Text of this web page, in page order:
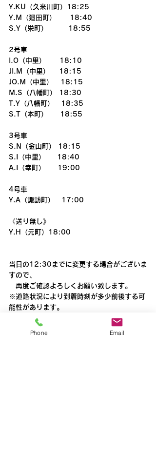
Y.KU（久米川町）18:25
Y.M（廻田町）　　18:40
S.Y（栄町）　　　18:55
2号車
I.O（中里）　　18:10
JI.M（中里）　 18:15
JO.M（中里）   18:15
M.S（八幡町） 18:30
T.Y（八幡町）　18:35
S.T（本町）     18:55
3号車
S.N（金山町） 18:15
S.I（中里）　  18:40
A.I（幸町）     19:00
4号車
Y.A（諏訪町）　17:00
《送り無し》
Y.H（元町）18:00
当日の12:30までに変更する場合がございま
すので、
再度ご確認よろしくお願い致します。
※道路状況により到着時刻が多少前後する可
能性があります。
Phone Email